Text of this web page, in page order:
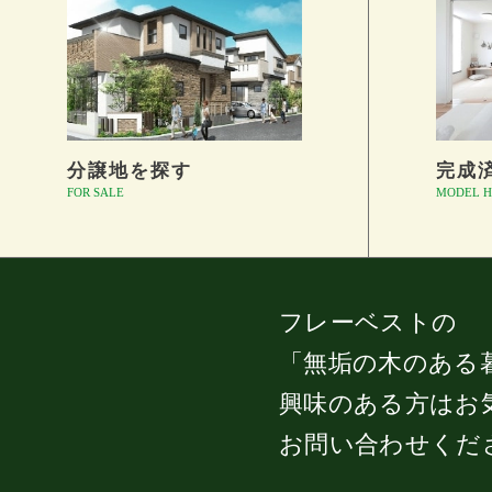
分譲地を探す
FOR SALE
完成
MODEL
フレーベストの
「無垢の木のあ
興味のある方はお
お問い合わせくだ